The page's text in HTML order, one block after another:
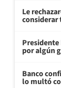
Le
considerar
Presidente
por algún
Banco
lo multó